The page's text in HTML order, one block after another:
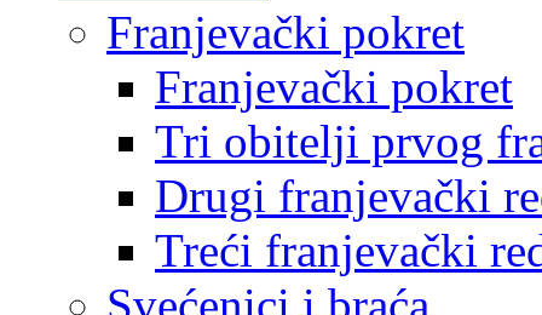
Franjevački pokret
Franjevački pokret
Tri obitelji prvog
Drugi franjevački
Treći franjevački
Svećenici i braća